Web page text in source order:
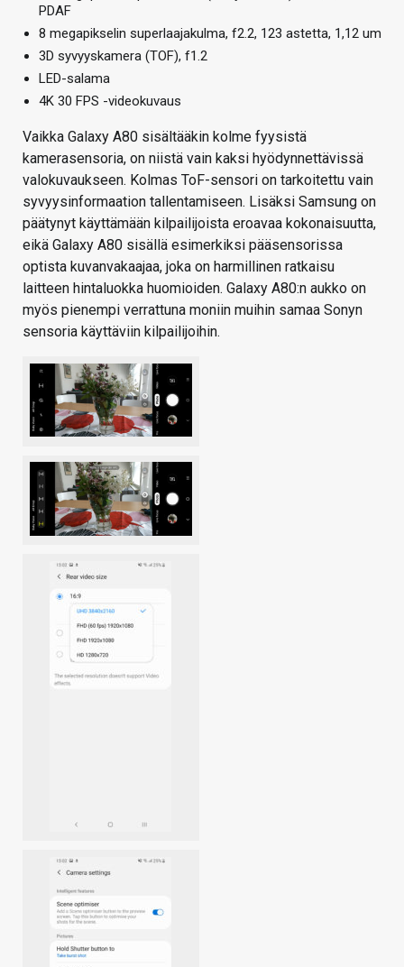
PDAF
8 megapikselin superlaajakulma, f2.2, 123 astetta, 1,12 um
3D syvyyskamera (TOF), f1.2
LED-salama
4K 30 FPS -videokuvaus
Vaikka Galaxy A80 sisältääkin kolme fyysistä
kamerasensoria, on niistä vain kaksi hyödynnettävissä
valokuvaukseen. Kolmas ToF-sensori on tarkoitettu vain
syvyysinformaation tallentamiseen. Lisäksi Samsung on
päätynyt käyttämään kilpailijoista eroavaa kokonaisuutta,
eikä Galaxy A80 sisällä esimerkiksi pääsensorissa
optista kuvanvakaajaa, joka on harmillinen ratkaisu
laitteen hintaluokka huomioiden. Galaxy A80:n aukko on
myös pienempi verrattuna moniin muihin samaa Sonyn
sensoria käyttäviin kilpailijoihin.